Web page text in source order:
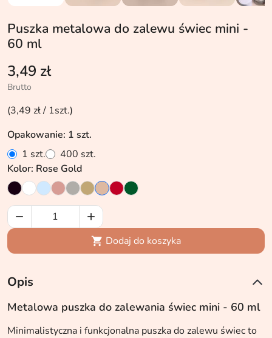
Puszka metalowa do zalewu świec mini -
60 ml
3,49 zł
Brutto
(3,49 zł / 1szt.)
Opakowanie: 1 szt.
1 szt.
400 szt.
Kolor: Rose Gold


 Dodaj do koszyka
Opis
Metalowa puszka do zalewania świec mini - 60 ml
Minimalistyczna i funkcjonalna puszka do zalewu świec to